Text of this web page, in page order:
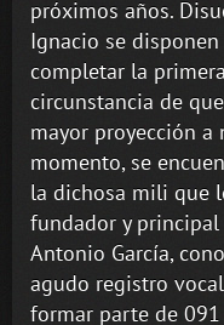
próximos años.
Ignacio se
completar la
circunstancia de
mayor proyección
momento, se
la dichosa mili que
fundador y principal
Antonio García,
agudo registro
formar parte de